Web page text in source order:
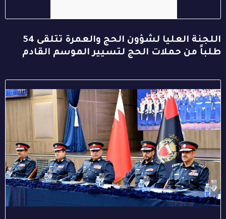
اللجنة العليا لشؤون الحج والعمرة تتلقى 54
طلباً من حملات الحج لتسيير الموسم القادم